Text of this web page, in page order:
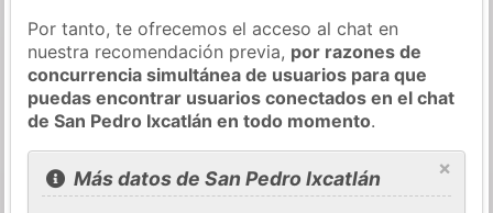
Por tanto, te ofrecemos el acceso al chat en
nuestra recomendación previa, por razones de
concurrencia simultánea de usuarios para que
puedas encontrar usuarios conectados en el chat
de San Pedro Ixcatlán en todo momento.
×
Más datos de San Pedro Ixcatlán